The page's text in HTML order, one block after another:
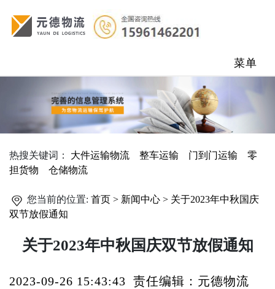
菜单
热搜关键词： 大件运输物流 整车运输 门到门运输
零
担货物
仓储物流
您当前的位置: 首页 > 新闻中心 > 关于2023年中秋国庆
双节放假通知
关于2023年中秋国庆双节放假通知
2023-09-26 15:43:43 责任编辑：元德物流